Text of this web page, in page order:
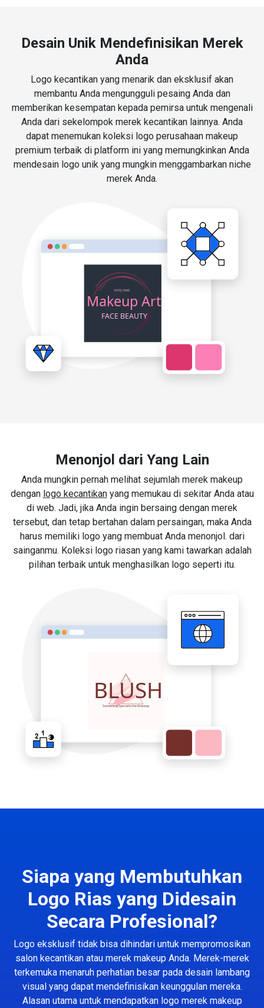
Desain Unik Mendefinisikan Merek
Anda
Logo kecantikan yang menarik dan eksklusif akan
membantu Anda mengungguli pesaing Anda dan
memberikan kesempatan kepada pemirsa untuk mengenali
Anda dari sekelompok merek kecantikan lainnya. Anda
dapat menemukan koleksi logo perusahaan makeup
premium terbaik di platform ini yang memungkinkan Anda
mendesain logo unik yang mungkin menggambarkan niche
merek Anda.
Menonjol dari Yang Lain
Anda mungkin pernah melihat sejumlah merek makeup
dengan logo kecantikanyang memukau di sekitar Anda atau
di web. Jadi, jika Anda ingin bersaing dengan merek
tersebut, dan tetap bertahan dalam persaingan, maka Anda
harus memiliki logo yang membuat Anda menonjol. dari
sainganmu. Koleksi logo riasan yang kami tawarkan adalah
pilihan terbaik untuk menghasilkan logo seperti itu.
Siapa yang Membutuhkan
Logo Rias yang Didesain
Secara Profesional?
Logo eksklusif tidak bisa dihindari untuk mempromosikan
salon kecantikan atau merek makeup Anda. Merek-merek
terkemuka menaruh perhatian besar pada desain lambang
visual yang dapat mendefinisikan keunggulan mereka.
Alasan utama untuk mendapatkan logo merek makeup